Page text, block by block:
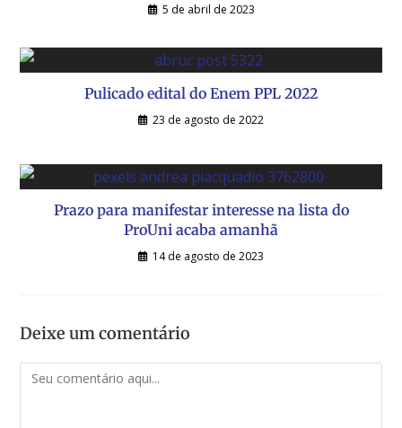
5 de abril de 2023
Pulicado edital do Enem PPL 2022
23 de agosto de 2022
Prazo para manifestar interesse na lista do
ProUni acaba amanhã
14 de agosto de 2023
Deixe um comentário